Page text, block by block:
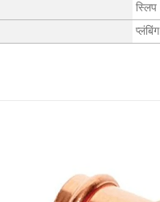
स्लिप
प्लंबिंग